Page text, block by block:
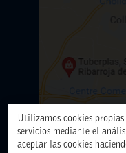
Utilizamos cookies
servicios mediante el
aceptar las cookies